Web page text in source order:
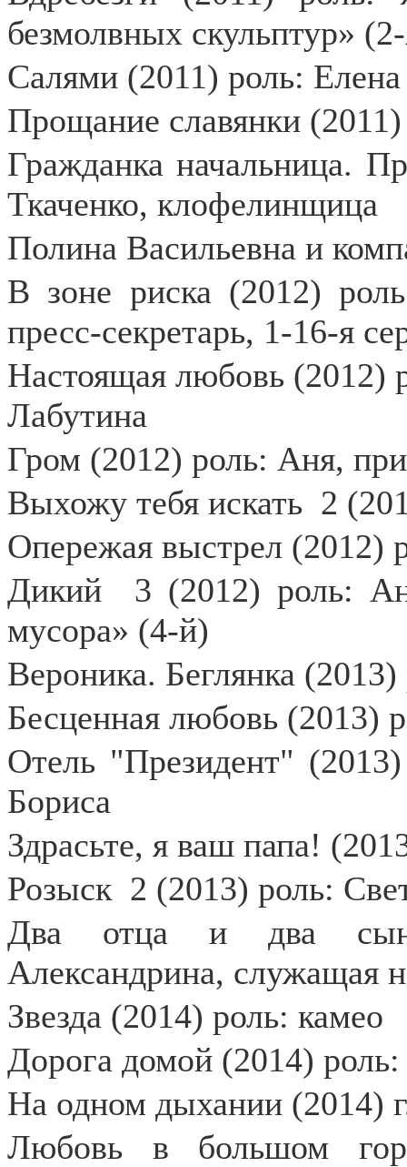
безмолвных скульптур»
Салями (2011) роль: Елена
Прощание славянки
Гражданка начальница.
Ткаченко, клофелинщица
Полина Васильевна и
В зоне риска (2012)
пресс-секретарь, 1-16-я
Настоящая любовь (2012)
Лабутина
Гром (2012) роль: Аня,
Выхожу тебя искать 2
Опережая выстрел (2012)
Дикий
3 (2012) роль:
мусора» (4-й)
Вероника. Беглянка
Бесценная любовь (2013)
Отель "Президент"
Бориса
Здрасьте, я ваш папа!
Розыск 2 (2013) роль:
Два отца и два
Александрина, служащая
Звезда (2014) роль: камео
Дорога домой (2014)
На одном дыхании (2014)
Любовь в большом